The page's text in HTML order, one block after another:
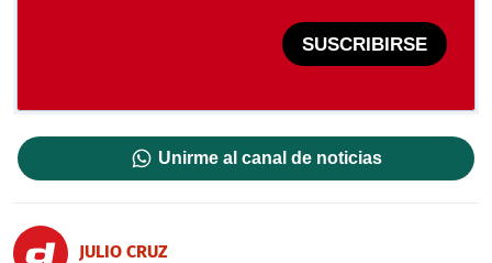
SUSCRIBIRSE
Unirme al canal de noticias
JULIO CRUZ